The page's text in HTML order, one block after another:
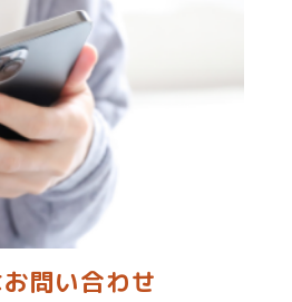
問い合わせ